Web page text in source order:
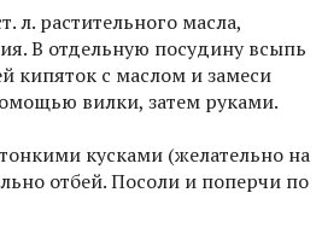
л. растительного масла,
В отдельную посудину всыпь
кипяток с маслом и замеси
вилки, затем руками.
кусками (желательно на
отбей. Посоли и поперчи по